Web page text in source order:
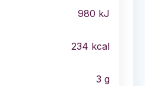
980 kJ
234 kcal
3 g